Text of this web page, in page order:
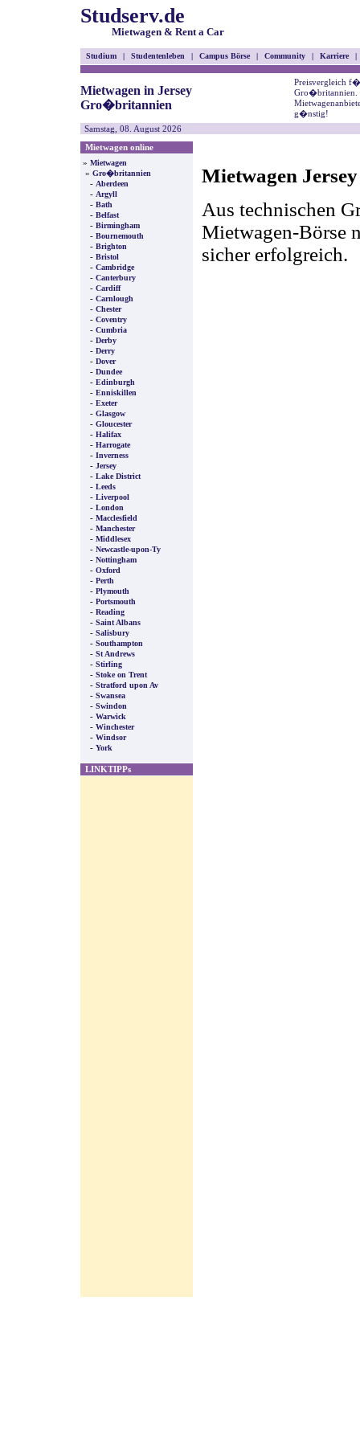
Studserv.de
Mietwagen & Rent a Car
Studium | Studentenleben | Campus Börse | Community | Karriere |
Mietwagen in Jersey
Gro�britannien
Preisvergleich
Gro�britannien.
g�nstig!
Samstag, 08. August 2026
Mietwagen online
» Mietwagen
» Gro�britannien
- Aberdeen
- Argyll
- Bath
- Belfast
- Birmingham
- Bournemouth
- Brighton
- Bristol
- Cambridge
- Canterbury
- Cardiff
- Carnlough
- Chester
- Coventry
- Cumbria
- Derby
- Derry
- Dover
- Dundee
- Edinburgh
- Enniskillen
- Exeter
- Glasgow
- Gloucester
- Halifax
- Harrogate
- Inverness
- Jersey
- Lake District
- Leeds
- Liverpool
- London
- Macclesfield
- Manchester
- Middlesex
- Newcastle-upon-Ty
- Nottingham
- Oxford
- Perth
- Plymouth
- Portsmouth
- Reading
- Saint Albans
- Salisbury
- Southampton
- St Andrews
- Stirling
- Stoke on Trent
- Stratford upon Av
- Swansea
- Swindon
- Warwick
- Winchester
- Windsor
- York
LINKTIPPs
Mietwagen
Aus technischen
Mietwagen-Börse
sicher erfolgreich.